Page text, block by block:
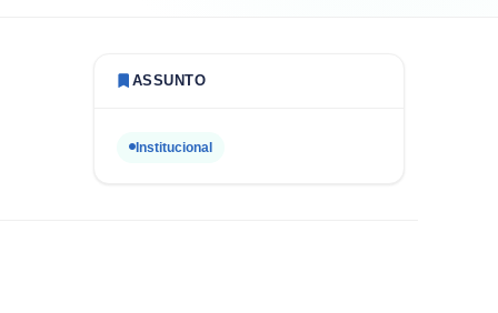
ASSUNTO
Institucional